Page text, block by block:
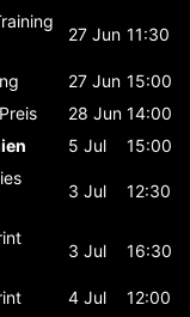
27 Jun 11:30
27 Jun 15:00
28 Jun 14:00
5 Jul
15:00
3 Jul 12:30
3 Jul 16:30
4 Jul
12:00